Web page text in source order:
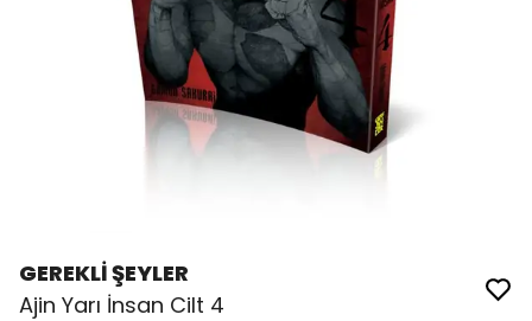
GEREKLİ ŞEYLER
Ajin Yarı İnsan Cilt 4